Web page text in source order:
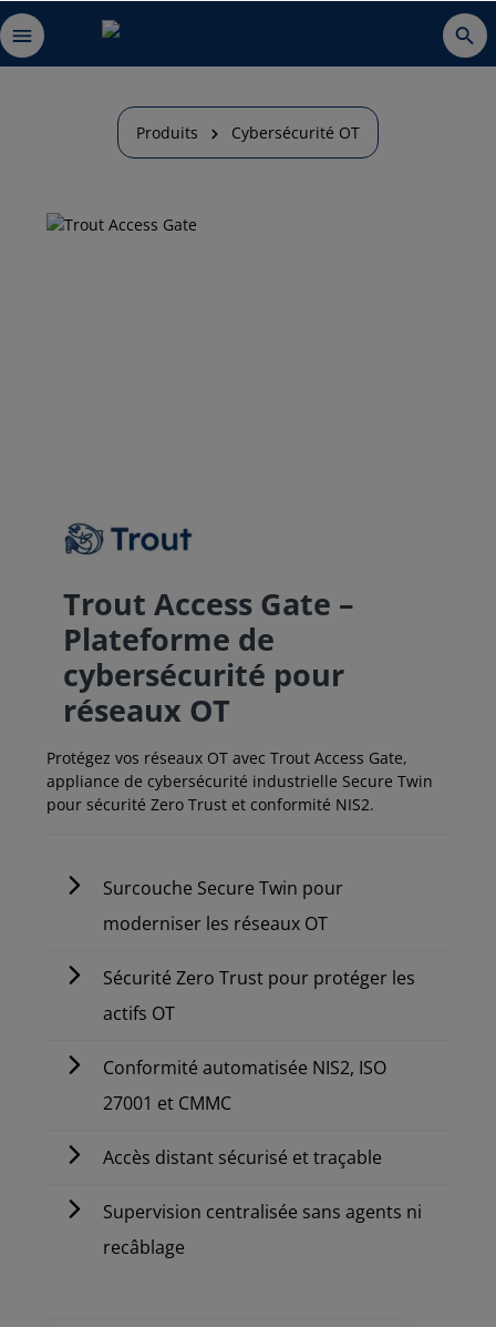
Produits Cybersécurité OT
Trout Access Gate –
Plateforme de
cybersécurité pour
réseaux OT
Protégez vos réseaux OT avec Trout Access Gate,
appliance de cybersécurité industrielle Secure Twin
pour sécurité Zero Trust et conformité NIS2.
Surcouche Secure Twin pour
moderniser les réseaux OT
Sécurité Zero Trust pour protéger les
actifs OT
Conformité automatisée NIS2, ISO
27001 et CMMC
Accès distant sécurisé et traçable
Supervision centralisée sans agents ni
recâblage